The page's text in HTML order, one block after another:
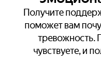
Получите
поможет вам
тревожность.
чувствуете, и